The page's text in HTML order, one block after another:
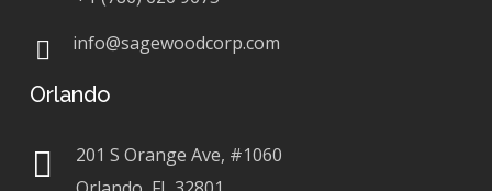
info@sagewoodcorp.com
Orlando
201 S Orange Ave, #1060